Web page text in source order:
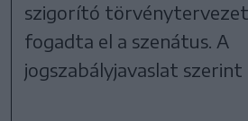
szigorító
fogadta el a szenátus. A
jogszabályjavaslat szerint